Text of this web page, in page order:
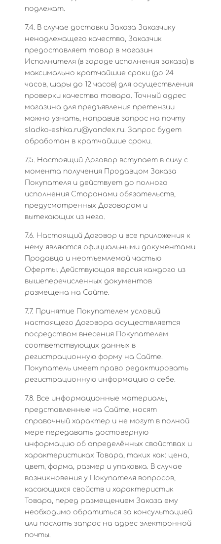
подлежат.
7.4. В случае доставки Заказа Заказчику
ненадлежащего качества, Заказчик
предоставляет товар в магазин
Исполнителя (в городе исполнения заказа) в
максимально кратчайшие сроки (до 24
часов, шары до 12 часов) для осуществления
проверки качества товара. Точный адрес
магазина для предъявления претензии
можно узнать, направив запрос на почту
sladko-eshka.ru@yandex.ru. Запрос будет
обработан в кратчайшие сроки.
7.5. Настоящий Договор вступает в силу с
момента получения Продавцом Заказа
Покупателя и действует до полного
исполнения Сторонами обязательств,
предусмотренных Договором и
вытекающих из него.
7.6. Настоящий Договор и все приложения к
нему являются официальными документами
Продавца и неотъемлемой частью
Оферты. Действующая версия каждого из
вышеперечисленных документов
размещена на Сайте.
7.7. Принятие Покупателем условий
настоящего Договора осуществляется
посредством внесения Покупателем
соответствующих данных в
регистрационную форму на Сайте.
Покупатель имеет право редактировать
регистрационную информацию о себе.
7.8. Все информационные материалы,
представленные на Сайте, носят
справочный характер и не могут в полной
мере передавать достоверную
информацию об определённых свойствах и
характеристиках Товара, таких как: цена,
цвет, форма, размер и упаковка. В случае
возникновения у Покупателя вопросов,
касающихся свойств и характеристик
Товара, перед размещением Заказа ему
необходимо обратиться за консультацией
или послать запрос на адрес электронной
почты.